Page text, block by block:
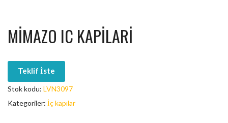
MIMAZO IC KAPILARI
Teklif İste
Stok kodu: LVN3097
Kategoriler: İç kapılar